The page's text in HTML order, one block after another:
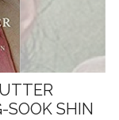
SOOK SHIN